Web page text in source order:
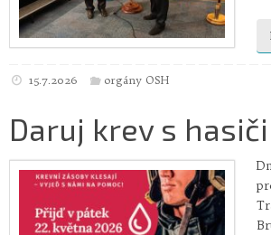
15.7.2026 orgány OSH
Daruj krev s